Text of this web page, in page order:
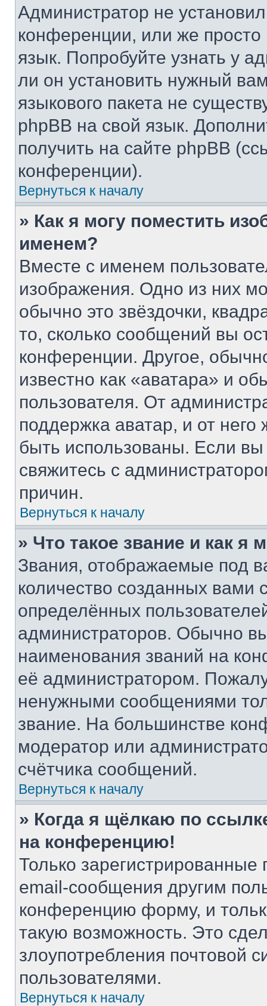
Администратор не
конференции, или же
язык. Попробуйте узнать у
ли он установить нужный
языкового пакета не
phpBB на свой язык.
получить на сайте phpBB
конференции).
Вернуться к началу
» Как я могу поместить
именем?
Вместе с именем
изображения. Одно из них
обычно это звёздочки,
то, сколько сообщений вы
конференции. Другое,
известно как «аватара» и
пользователя. От
поддержка аватар, и от него
быть использованы. Если
свяжитесь с
причин.
Вернуться к началу
» Что такое звание и как я
Звания, отображаемые под
количество созданных
определённых
администраторов. Обычно
наименования званий на
её администратором.
ненужными сообщениями
звание. На большинстве
модератор или
счётчика сообщений.
Вернуться к началу
» Когда я щёлкаю по
на конференцию!
Только зарегистрированные
email-сообщения другим
конференцию форму, и
такую возможность. Это
злоупотребления почтовой
пользователями.
Вернуться к началу